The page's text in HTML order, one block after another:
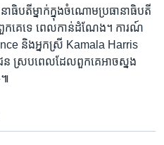
ាធិបតី​ម្នាក់​ក្នុង​ចំណោម​ប្រធានាធិបតី​
ក​គេ​ទេ ពេល​កាន់​ដំណែង។ ការណ៍​
និង​អ្នកស្រី​ Kamala Harris
ស្របពេល​ដែលពួកគេ​អាច​ស្នង​
៕